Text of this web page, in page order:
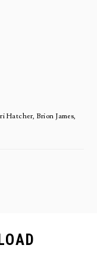
Hatcher, Brion James,